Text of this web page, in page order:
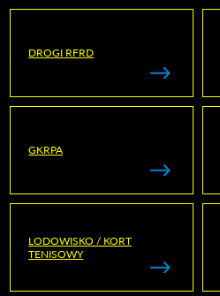
DROGI RFRD
GKRPA
LODOWISKO / KORT
TENISOWY